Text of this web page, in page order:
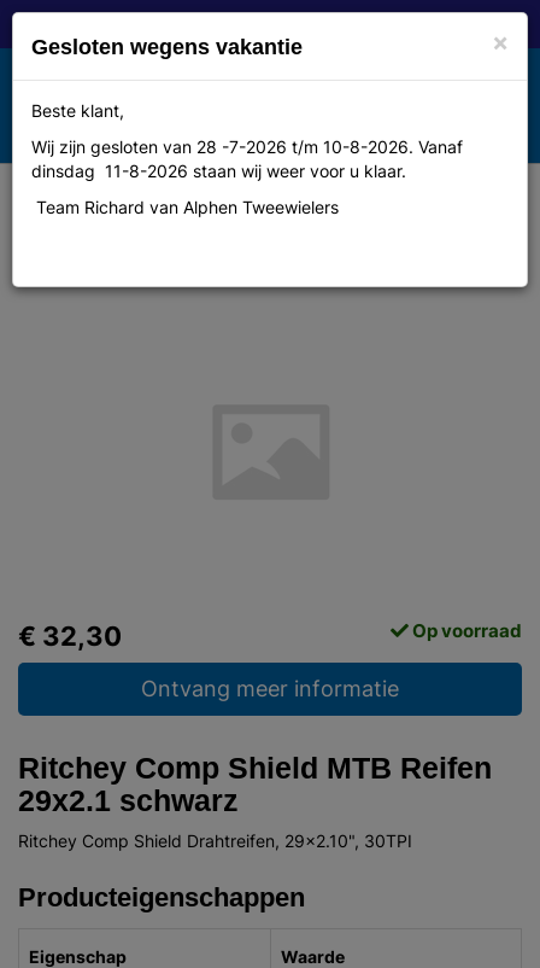
Toggle
navigation
MENU
Ritchey Comp Shield MTB Reifen
€ 32,30 Op voorraad
Ontvang meer informatie
Ritchey Comp Shield MTB Reifen
29x2.1 schwarz
Ritchey Comp Shield Drahtreifen, 29x2.10", 30TPI
Producteigenschappen
Eigenschap Waarde
×
Gesloten wegens vakantie
Beste klant,
Wij zijn gesloten van 28 -7-2026 t/m 10-8-2026. Vanaf
dinsdag 11-8-2026 staan wij weer voor u klaar.
Team Richard van Alphen Tweewielers